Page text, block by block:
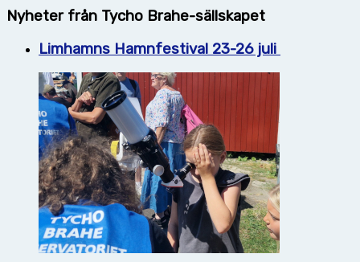
Nyheter från Tycho Brahe-sällskapet
Limhamns Hamnfestival 23-26 juli